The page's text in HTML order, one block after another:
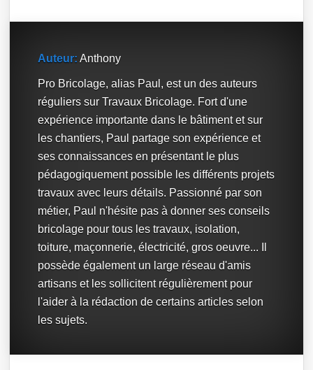
Auteur: Anthony
Pro Bricolage, alias Paul, est un des auteurs
réguliers sur Travaux Bricolage. Fort d'une
expérience importante dans le bâtiment et sur
les chantiers, Paul partage son expérience et
ses connaissances en présentant le plus
pédagogiquement possible les différents projets
travaux avec leurs détails. Passionné par son
métier, Paul n'hésite pas à donner ses conseils
bricolage pour tous les travaux, isolation,
toiture, maçonnerie, électricité, gros oeuvre... Il
possède également un large réseau d'amis
artisans et les sollicitent régulièrement pour
l'aider à la rédaction de certains articles selon
les sujets.